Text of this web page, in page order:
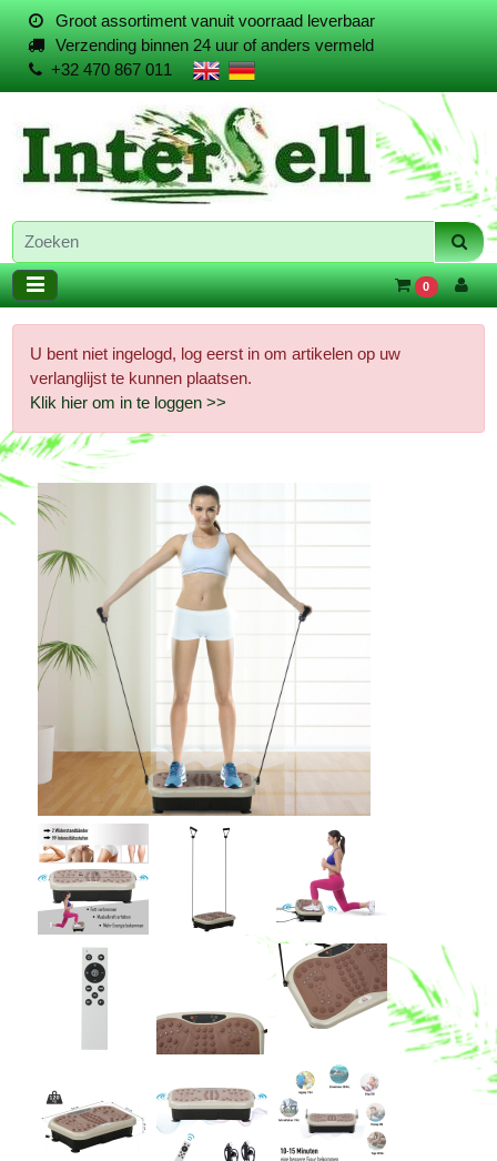
Groot assortiment vanuit voorraad leverbaar
Verzending binnen 24 uur of anders vermeld
+32 470 867 011
0
U bent niet ingelogd, log eerst in om artikelen op uw
verlanglijst te kunnen plaatsen.
Klik hier om in te loggen >>